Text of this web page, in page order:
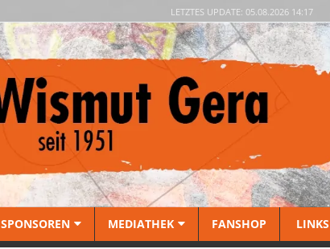
LETZTES UPDATE: 05.08.2026 14:17
SPONSOREN MEDIATHEK FANSHOP LINKS